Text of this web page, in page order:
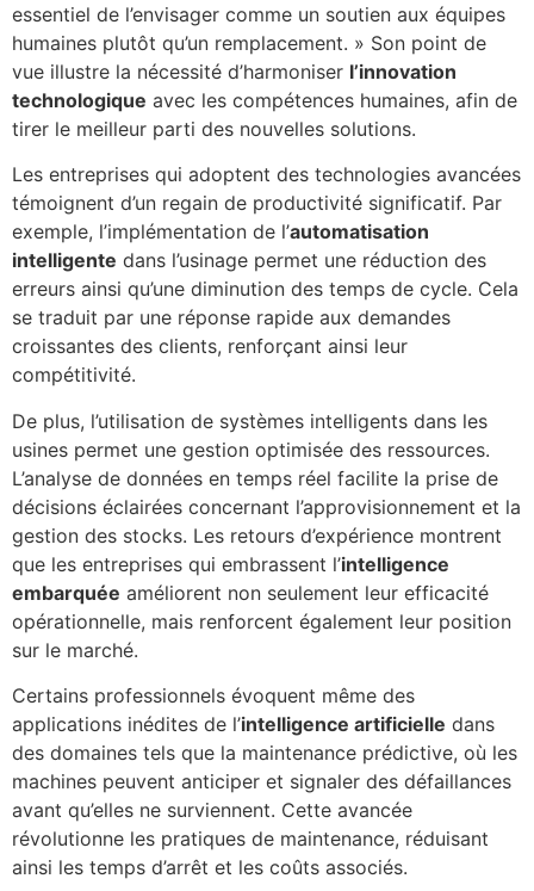
essentiel de l’envisager comme un soutien aux équipes
humaines plutôt qu’un remplacement. » Son point de
vue illustre la nécessité d’harmoniser l’innovation
technologique avec les compétences humaines, afin de
tirer le meilleur parti des nouvelles solutions.
Les entreprises qui adoptent des technologies avancées
témoignent d’un regain de productivité significatif. Par
exemple, l’implémentation de l’automatisation
intelligente dans l’usinage permet une réduction des
erreurs ainsi qu’une diminution des temps de cycle. Cela
se traduit par une réponse rapide aux demandes
croissantes des clients, renforçant ainsi leur
compétitivité.
De plus, l’utilisation de systèmes intelligents dans les
usines permet une gestion optimisée des ressources.
L’analyse de données en temps réel facilite la prise de
décisions éclairées concernant l’approvisionnement et la
gestion des stocks. Les retours d’expérience montrent
que les entreprises qui embrassent l’intelligence
embarquée améliorent non seulement leur efficacité
opérationnelle, mais renforcent également leur position
sur le marché.
Certains professionnels évoquent même des
applications inédites de l’intelligence artificielle dans
des domaines tels que la maintenance prédictive, où les
machines peuvent anticiper et signaler des défaillances
avant qu’elles ne surviennent. Cette avancée
révolutionne les pratiques de maintenance, réduisant
ainsi les temps d’arrêt et les coûts associés.